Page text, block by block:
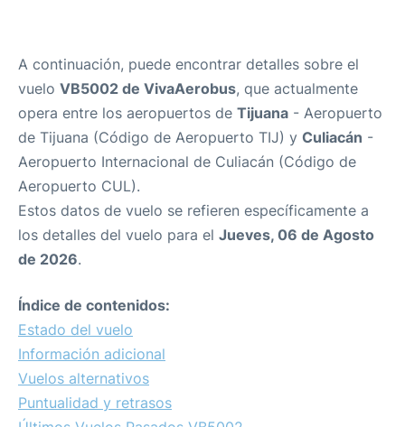
A continuación, puede encontrar detalles sobre el
vuelo VB5002 de VivaAerobus, que actualmente
opera entre los aeropuertos de Tijuana - Aeropuerto
de Tijuana (Código de Aeropuerto TIJ) y Culiacán -
Aeropuerto Internacional de Culiacán (Código de
Aeropuerto CUL).
Estos datos de vuelo se refieren específicamente a
los detalles del vuelo para el Jueves, 06 de Agosto
de 2026.
Índice de contenidos:
Estado del vuelo
Información adicional
Vuelos alternativos
Puntualidad y retrasos